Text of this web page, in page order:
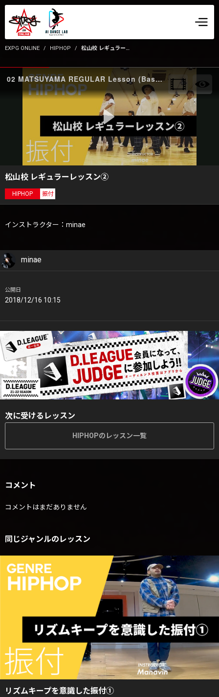
EXPG ONLINE HIPHOP 松山校 レギュラーレッスン②
02 MATSUYAMA REGULAR Lesson (Basic) front
松山校 レギュラーレッスン②
HIPHOP 振付
インストラクター：minae
minae
公開日
2018/12/16 10:15
次に受けるレッスン
HIPHOPのレッスン一覧
コメント
コメントはまだありません
同じジャンルのレッスン
リズムキープを意識した振付①